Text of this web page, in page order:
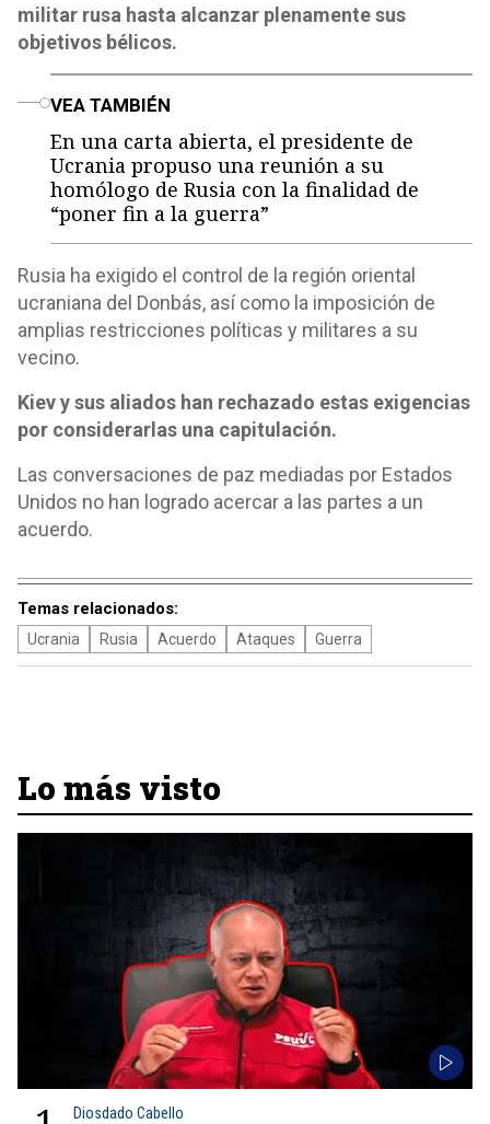
militar rusa hasta alcanzar plenamente sus
objetivos bélicos.
VEA TAMBIÉN
En una carta abierta, el presidente de
Ucrania propuso una reunión a su
homólogo de Rusia con la finalidad de
“poner fin a la guerra”
Rusia ha exigido el control de la región oriental
ucraniana del Donbás, así como la imposición de
amplias restricciones políticas y militares a su
vecino.
Kiev y sus aliados han rechazado estas exigencias
por considerarlas una capitulación.
Las conversaciones de paz mediadas por Estados
Unidos no han logrado acercar a las partes a un
acuerdo.
Temas relacionados:
Ucrania Rusia Acuerdo Ataques Guerra
Lo más visto
Diosdado Cabello